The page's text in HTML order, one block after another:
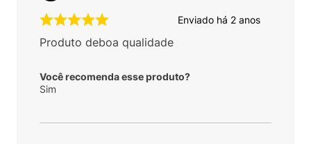
Enviado há 2 anos
Produto deboa qualidade
Você recomenda esse produto?
Sim